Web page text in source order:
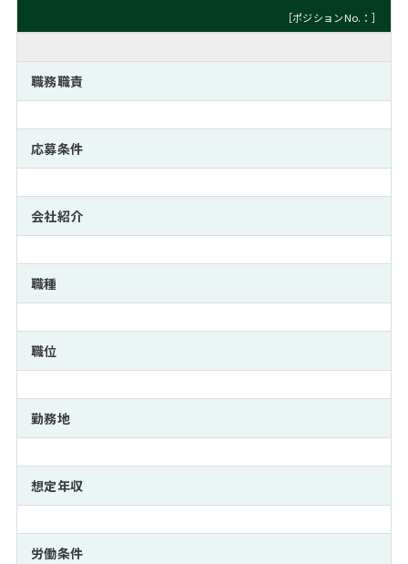
おわり
MBA留学生数の推移
インターン受入企業一覧
MBAを生かす求人特集
年齢と年収の相関図
よくある面接Q&A集
外資系／面接攻略のコツ
転職成功への4つの鍵
キャリアに効く一冊
注目企業インタビュー
キャリアフォーラム
プロ経営者の特別セミナー
Career Talk Live
MBA NETWORKING
採用情報
パブリシティ
ニュースリリース
［ポジションNo.：］
職務職責
応募条件
会社紹介
職種
職位
勤務地
想定年収
労働条件